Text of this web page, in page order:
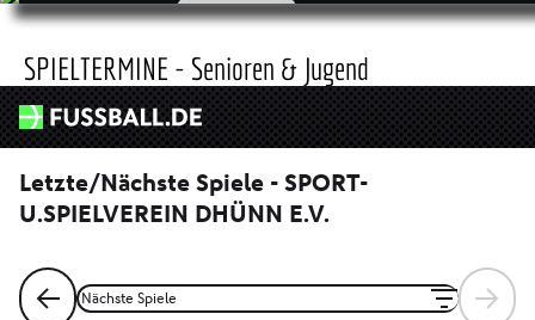
zum Shop
SPIELTERMINE - Senioren & Jugend